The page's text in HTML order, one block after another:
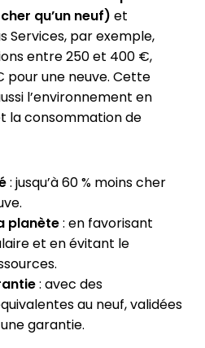
qu’un neuf) et
Services, par exemple,
entre 250 et 400 €,
pour une neuve. Cette
l’environnement en
la consommation de
: jusqu’à 60 % moins cher
planète: en favorisant
et en évitant le
: avec des
au neuf, validées
garantie.